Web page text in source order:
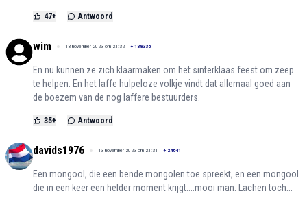
47+ Antwoord
wim 13 november 2023 om 21:32 + 138336
En nu kunnen ze zich klaarmaken om het sinterklaas feest om zeep
te helpen. En het laffe hulpeloze volkje vindt dat allemaal goed aan
de boezem van de nog laffere bestuurders.
35+ Antwoord
davids1976 13 november 2023 om 21:31 + 24641
Een mongool, die een bende mongolen toe spreekt, en een mongool
die in een keer een helder moment krijgt....mooi man. Lachen toch...